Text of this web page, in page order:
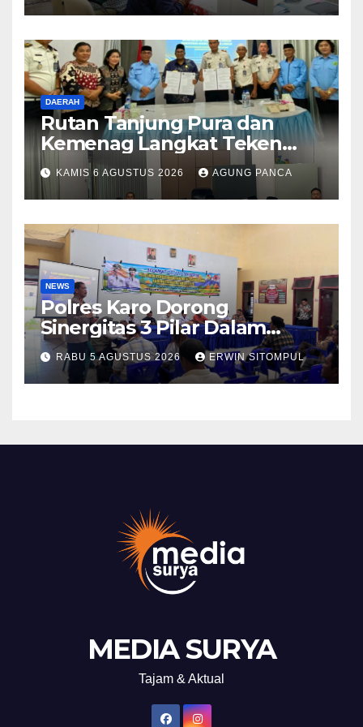
DAERAH
Rutan Tanjung Pura dan
Kemenag Langkat Teken
PKS Pembinaan Kerohanian
Warga Binaan
KAMIS 6 AGUSTUS 2026 AGUNG PANCA
NEWS
Polres Karo Dorong
Sinergitas 3 Pilar Dalam
Pelatihan Pencengahan dan
Mitigasi Bencana Tahun 2026
RABU 5 AGUSTUS 2026 ERWIN SITOMPUL
MEDIA SURYA
Tajam & Aktual